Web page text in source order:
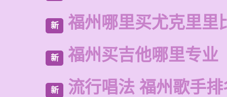
新 福州哪里买尤克里里
新 福州买吉他哪里专业
新 流行唱法 福州歌手